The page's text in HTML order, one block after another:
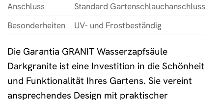
Anschluss
Standard Gartenschlauchanschluss
Besonderheiten
UV- und Frostbeständig
Die Garantia GRANIT Wasserzapfsäule
Darkgranite ist eine Investition in die Schönheit
und Funktionalität Ihres Gartens. Sie vereint
ansprechendes Design mit praktischer